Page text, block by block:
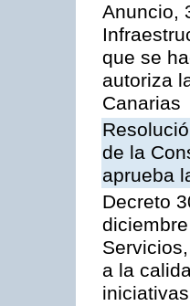
Anuncio,
que se
autoriza
Canarias
de la
aprueba
Decreto
a la